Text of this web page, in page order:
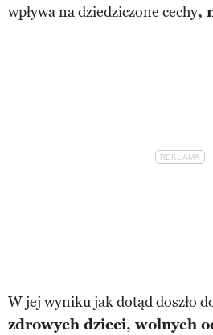
wpływa na dziedziczone cechy,
W jej wyniku jak dotąd doszło
zdrowych dzieci, wolnych